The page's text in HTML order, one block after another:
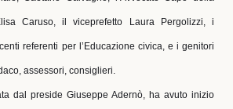
Caruso, il viceprefetto Laura Pergolizzi, i
referenti per l’Educazione civica, e i genitori
assessori, consiglieri.
dal preside Giuseppe Adernò, ha avuto inizio